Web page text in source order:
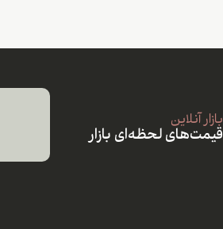
بازار آنلاین
قیمت‌های لحظه‌ای بازار